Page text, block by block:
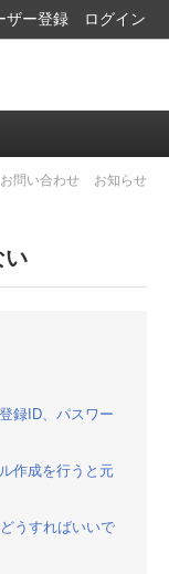
ザー登録 ログイン
お問い合わせ お知らせ
い
録ID、パスワー
作成を行うと元
うすればいいで